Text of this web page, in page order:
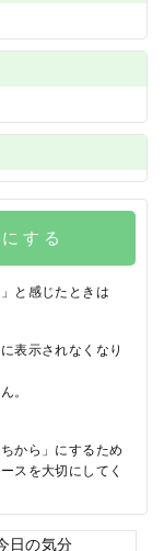
する
と感じたときは
表示されなくなり
。
から」にするため
スを大切にしてく
日の気分